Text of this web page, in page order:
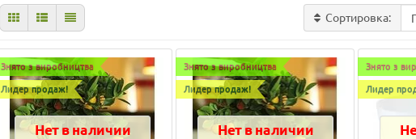
Сортировка:
Знято з виробництва
Лидер продаж!
Нет в наличии
Знято з виробництва
Лидер продаж!
Нет в наличии
Знято з
Лидер